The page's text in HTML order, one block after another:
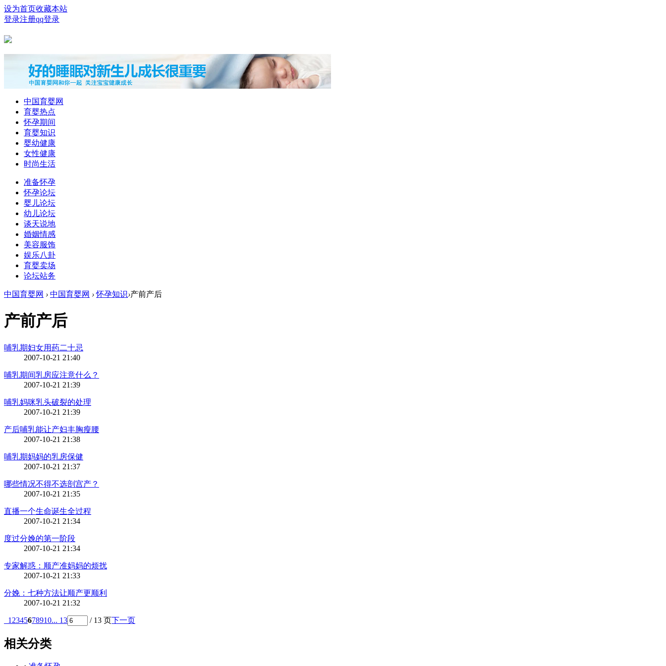
设为首页收藏本站
登录注册qq登录
中国育婴网
育婴热点
怀孕期间
育婴知识
婴幼健康
女性健康
时尚生活
准备怀孕
怀孕论坛
婴儿论坛
幼儿论坛
谈天说地
婚姻情感
美容服饰
娱乐八卦
育婴卖场
论坛站务
中国育婴网 › 中国育婴网 › 怀孕知识›产前产后
产前产后
哺乳期妇女用药二十忌
2007-10-21 21:40
哺乳期间乳房应注意什么？
2007-10-21 21:39
哺乳妈咪乳头破裂的处理
2007-10-21 21:39
产后哺乳能让产妇丰胸瘦腰
2007-10-21 21:38
哺乳期妈妈的乳房保健
2007-10-21 21:37
哪些情况不得不选剖宫产？
2007-10-21 21:35
直播一个生命诞生全过程
2007-10-21 21:34
度过分娩的第一阶段
2007-10-21 21:34
专家解惑：顺产准妈妈的烦扰
2007-10-21 21:33
分娩：七种方法让顺产更顺利
2007-10-21 21:32
1 2345678910... 13 / 13 页下一页
相关分类